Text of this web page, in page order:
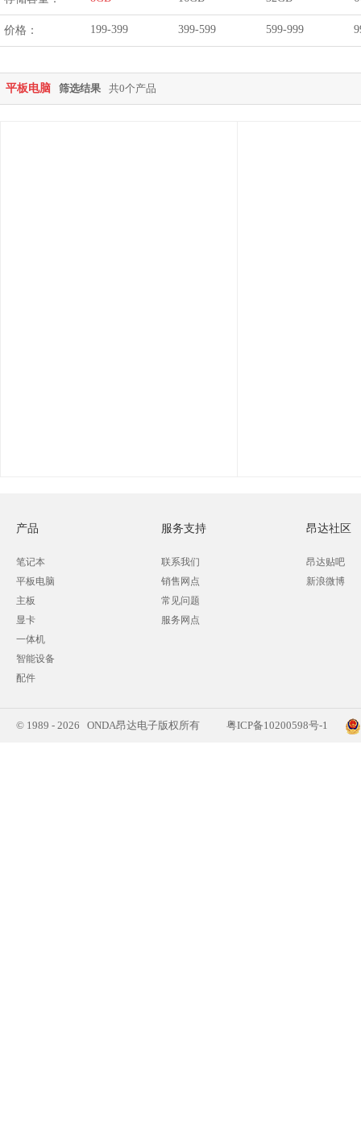
价格： 199-399 399-599 599-999
平板电脑 筛选结果 共0个产品
产品
笔记本
平板电脑
主板
显卡
一体机
智能设备
配件
服务支持
联系我们
销售网点
常见问题
服务网点
昂达社区
昂达贴吧
新浪微博
© 1989 - 2026 ONDA昂达电子版权所有 粤ICP备10200598号-1